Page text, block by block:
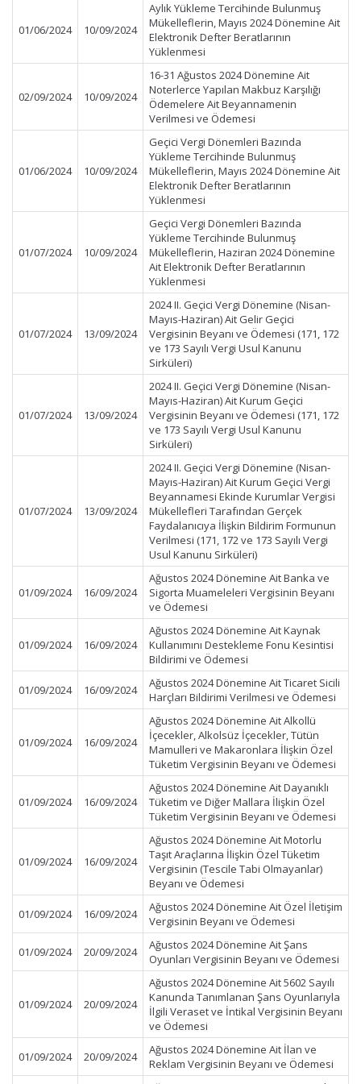
01/06/2024 10/09/2024
Aylık Yükleme Tercihinde Bulunmuş
Mükelleflerin, Mayıs 2024 Dönemine Ait
Elektronik Defter Beratlarının
Yüklenmesi
02/09/2024 10/09/2024
16-31 Ağustos 2024 Dönemine Ait
Noterlerce Yapılan Makbuz Karşılığı
Ödemelere Ait Beyannamenin
Verilmesi ve Ödemesi
01/06/2024 10/09/2024
Geçici Vergi Dönemleri Bazında
Yükleme Tercihinde Bulunmuş
Mükelleflerin, Mayıs 2024 Dönemine Ait
Elektronik Defter Beratlarının
Yüklenmesi
01/07/2024 10/09/2024
Geçici Vergi Dönemleri Bazında
Yükleme Tercihinde Bulunmuş
Mükelleflerin, Haziran 2024 Dönemine
Ait Elektronik Defter Beratlarının
Yüklenmesi
01/07/2024 13/09/2024
2024 II. Geçici Vergi Dönemine (Nisan-
Mayıs-Haziran) Ait Gelir Geçici
Vergisinin Beyanı ve Ödemesi (171, 172
ve 173 Sayılı Vergi Usul Kanunu
Sirküleri)
01/07/2024 13/09/2024
2024 II. Geçici Vergi Dönemine (Nisan-
Mayıs-Haziran) Ait Kurum Geçici
Vergisinin Beyanı ve Ödemesi (171, 172
ve 173 Sayılı Vergi Usul Kanunu
Sirküleri)
01/07/2024 13/09/2024
2024 II. Geçici Vergi Dönemine (Nisan-
Mayıs-Haziran) Ait Kurum Geçici Vergi
Beyannamesi Ekinde Kurumlar Vergisi
Mükellefleri Tarafından Gerçek
Faydalanıcıya İlişkin Bildirim Formunun
Verilmesi (171, 172 ve 173 Sayılı Vergi
Usul Kanunu Sirküleri)
01/09/2024 16/09/2024
Ağustos 2024 Dönemine Ait Banka ve
Sigorta Muameleleri Vergisinin Beyanı
ve Ödemesi
01/09/2024 16/09/2024
Ağustos 2024 Dönemine Ait Kaynak
Kullanımını Destekleme Fonu Kesintisi
Bildirimi ve Ödemesi
01/09/2024 16/09/2024
Ağustos 2024 Dönemine Ait Ticaret Sicili
Harçları Bildirimi Verilmesi ve Ödemesi
01/09/2024 16/09/2024
Ağustos 2024 Dönemine Ait Alkollü
İçecekler, Alkolsüz İçecekler, Tütün
Mamulleri ve Makaronlara İlişkin Özel
Tüketim Vergisinin Beyanı ve Ödemesi
01/09/2024 16/09/2024
Ağustos 2024 Dönemine Ait Dayanıklı
Tüketim ve Diğer Mallara İlişkin Özel
Tüketim Vergisinin Beyanı ve Ödemesi
01/09/2024 16/09/2024
Ağustos 2024 Dönemine Ait Motorlu
Taşıt Araçlarına İlişkin Özel Tüketim
Vergisinin (Tescile Tabi Olmayanlar)
Beyanı ve Ödemesi
01/09/2024 16/09/2024
Ağustos 2024 Dönemine Ait Özel İletişim
Vergisinin Beyanı ve Ödemesi
01/09/2024 20/09/2024
Ağustos 2024 Dönemine Ait Şans
Oyunları Vergisinin Beyanı ve Ödemesi
01/09/2024 20/09/2024
Ağustos 2024 Dönemine Ait 5602 Sayılı
Kanunda Tanımlanan Şans Oyunlarıyla
İlgili Veraset ve İntikal Vergisinin Beyanı
ve Ödemesi
01/09/2024 20/09/2024
Ağustos 2024 Dönemine Ait İlan ve
Reklam Vergisinin Beyanı ve Ödemesi